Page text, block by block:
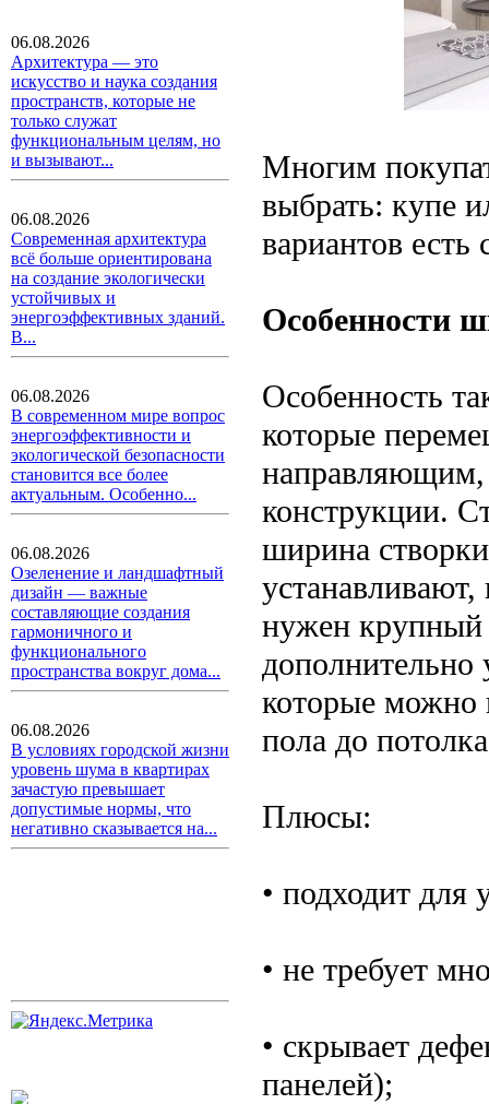
06.08.2026
Архитектура — это
искусство и наука создания
пространств, которые не
только служат
функциональным целям, но
и вызывают...
06.08.2026
Современная архитектура
всё больше ориентирована
на создание экологически
устойчивых и
энергоэффективных зданий.
В...
06.08.2026
В современном мире вопрос
энергоэффективности и
экологической безопасности
становится все более
актуальным. Особенно...
06.08.2026
Озеленение и ландшафтный
дизайн — важные
составляющие создания
гармоничного и
функционального
пространства вокруг дома...
06.08.2026
В условиях городской жизни
уровень шума в квартирах
зачастую превышает
допустимые нормы, что
негативно сказывается на...
Многим
выбрать: купе
вариантов
Особенности
Особенность
которые
направляющим,
конструкции.
ширина
нужен крупный
дополнительно
которые можно
пола до
Плюсы:
• подходит для
• не требует
• скрывает
панелей);